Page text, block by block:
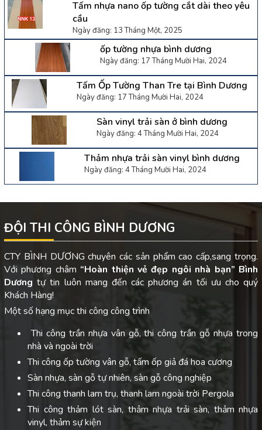
Tấm nhựa nano ốp tường cắt dài theo yêu
cầu
Ngày đăng: 13 Tháng Một, 2025
ốp tường nhựa bình dương
Ngày đăng: 17 Tháng Mười Hai, 2024
Tấm Ốp Tường Than Tre tại Bình Dương
Ngày đăng: 17 Tháng Mười Hai, 2024
Sàn vinyl trải sàn ở bình dương
Ngày đăng: 4 Tháng Mười Hai, 2024
Thảm nhựa trải sàn vinyl bình dương
Ngày đăng: 4 Tháng Mười Hai, 2024
ĐỘI THI CÔNG BÌNH DƯƠNG
CTY BÌNH DƯƠNG chuyên các sản phẩm cao cấp,sang trọng.
Với phương châm “Hoàn thiện vẻ đẹp ngôi nhà bạn” Bình
Dươngtự tin luôn mang đến các phương án tối ưu cho quý
Khách Hàng!
Một số hạng mục thi công công trình
Thi công trần nhựa vân gỗ, thi công trần gỗ nhựa trong
nhà và ngoài trời
Thi công ốp tường vân gỗ, tấm ốp giả đá hoa cương
Sàn nhựa, sàn gỗ tự nhiên, sàn gỗ công nghiệp
Thi công thanh lam trụ, thanh lam ngoài trời Pergola
Thi công thảm lót sàn, thảm nhựa trải sàn, thảm nhựa
vinyl, thảm sự kiện